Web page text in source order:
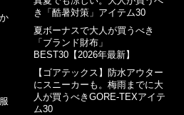
き「酷暑対策」アイテム30
夏ボーナスで大人が買うべき
「ブランド財布」
BEST30【2026年最新】
【ゴアテックス】防水アウター
にスニーカーも。梅雨までに大
人が買うべきGORE-TEXアイテ
ム30